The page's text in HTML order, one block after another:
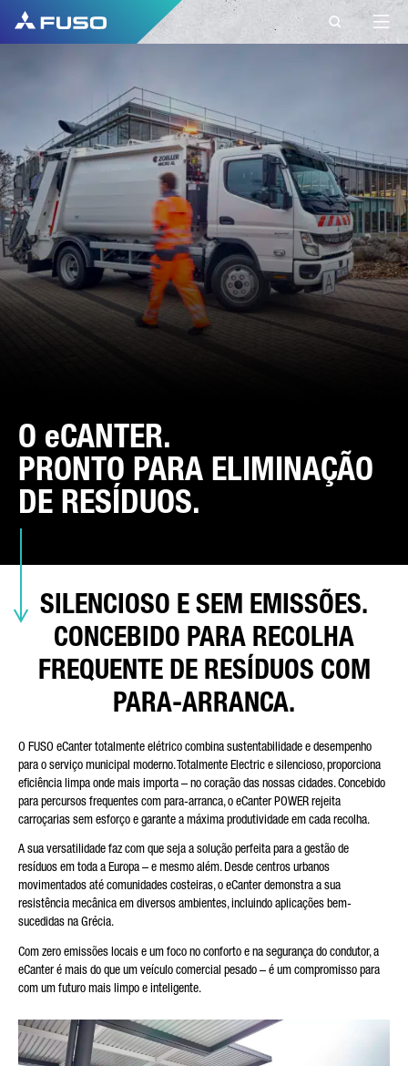
O eCANTER.
PRONTO PARA ELIMINAÇÃO
DE RESÍDUOS.
FUSO EUROPE
CONTACTO
Tem perguntas? Envie-nos o seu pedido
através deste formulário de contacto.
PRIMEIRO NOME*
DISTRITO
NÚMERO DE TELEFONE*
A SUA MENSAGEM (OPCIONAL)
* O campo é obrigatório
Processaremos, armazenaremos e utilizaremos
cuidadosamente os seus dados de acordo com as disposições
SILENCIOSO E SEM EMISSÕES.
CONCEBIDO PARA RECOLHA
FREQUENTE DE RESÍDUOS COM
PARA-ARRANCA.
O FUSO eCanter totalmente elétrico combina sustentabilidade e desempenho
para o serviço municipal moderno. Totalmente Electric e silencioso, proporciona
eficiência limpa onde mais importa – no coração das nossas cidades. Concebido
para percursos frequentes com para-arranca, o eCanter POWER rejeita
carroçarias sem esforço e garante a máxima produtividade em cada recolha.
A sua versatilidade faz com que seja a solução perfeita para a gestão de
resíduos em toda a Europa – e mesmo além. Desde centros urbanos
movimentados até comunidades costeiras, o eCanter demonstra a sua
resistência mecânica em diversos ambientes, incluindo aplicações bem-
sucedidas na Grécia.
Com zero emissões locais e um foco no conforto e na segurança do condutor, a
eCanter é mais do que um veículo comercial pesado – é um compromisso para
com um futuro mais limpo e inteligente.